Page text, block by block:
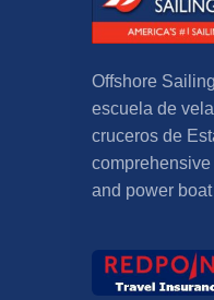
Offshore
escuela de
cruceros de
and power